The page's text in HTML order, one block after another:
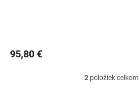
95,80 €
O
2položiek celkom